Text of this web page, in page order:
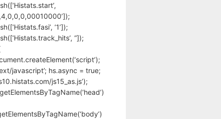
‘1’]);
”]);
javascript’; hs.async = true;
js15_as.js’);